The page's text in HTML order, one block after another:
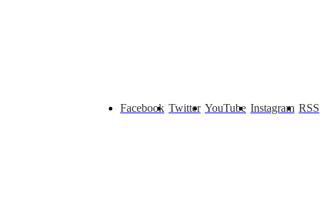
RSS
Instagram
YouTube
Twitter
Facebook